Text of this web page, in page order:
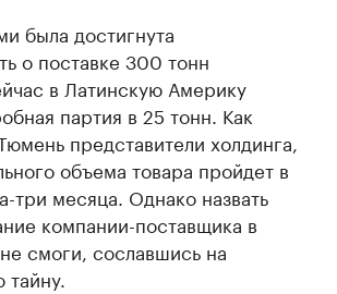
была достигнута
о поставке 300 тонн
в Латинскую Америку
партия в 25 тонн. Как
представители холдинга,
объема товара пройдет в
три месяца. Однако назвать
компании-поставщика в
смоги, сославшись на